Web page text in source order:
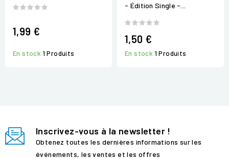
1,99 €
En stock 1 Produits
- Édition Single -...
1,50 €
En stock 1 Produits
Inscrivez-vous à la newsletter !
Obtenez toutes les dernières informations sur les
événements, les ventes et les offres